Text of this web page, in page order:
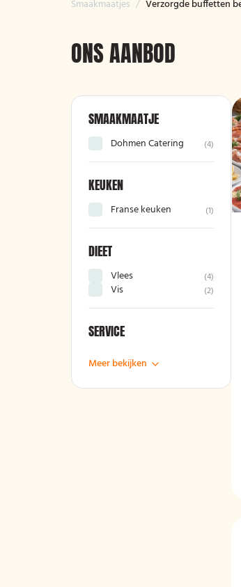
Smaakmaatjes / Verzorgde buffetten
ONS AANBOD
SMAAKMAATJE
Dohmen Catering (4)
KEUKEN
Franse keuken (1)
DIEET
Vlees (4)
Vis (2)
SERVICE
Meer bekijken